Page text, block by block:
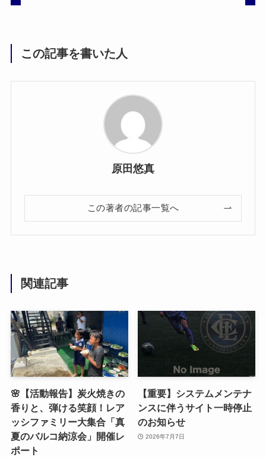
この記事を書いた人
原田悠真
この著者の記事一覧へ
関連記事
🌸【活動報告】炭火焼きの
香りと、弾ける笑顔！レア
ッシファミリー大集合「真
夏のバルコ納涼会」開催レ
ポート
【重要】システムメンテナ
ンスに伴うサイト一時停止
のお知らせ
2026年7月7日